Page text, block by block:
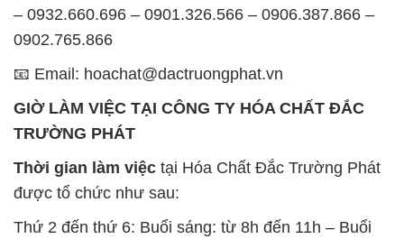
– 0932.660.696 – 0901.326.566 – 0906.387.866 –
0902.765.866
📧 Email: hoachat@dactruongphat.vn
GIỜ LÀM VIỆC TẠI CÔNG TY HÓA CHẤT ĐẮC
TRƯỜNG PHÁT
Thời gian làm việc tại Hóa Chất Đắc Trường Phát
được tổ chức như sau:
Thứ 2 đến thứ 6: Buổi sáng: từ 8h đến 11h – Buổi